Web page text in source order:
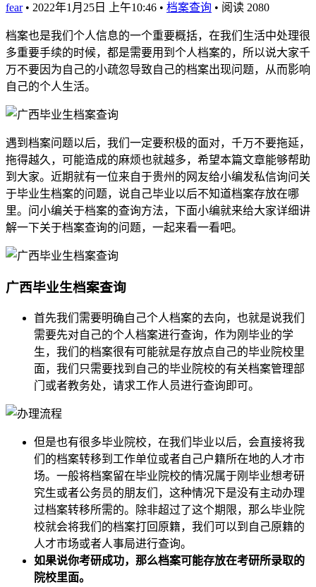
fear • 2022年1月25日 上午10:46 • 档案查询 • 阅读 2080
档案也是我们个人信息的一个重要概括，在我们生活中处理很
多重要手续的时候，都是需要用到个人档案的，所以说大家千
万不要因为自己的小疏忽导致自己的档案出现问题，从而影响
自己的个人生活。
遇到档案问题以后，我们一定要积极的面对，千万不要拖延，
拖得越久，可能造成的麻烦也就越多，希望本篇文章能够帮助
到大家。近期就有一位来自于贵州的网友给小编发私信询问关
于毕业生档案的问题，说自己毕业以后不知道档案存放在哪
里。问小编关于档案的查询方法，下面小编就来给大家详细讲
解一下关于档案查询的问题，一起来看一看吧。
广西毕业生档案查询
首先我们需要明确自己个人档案的去向，也就是说我们
需要先对自己的个人档案进行查询，作为刚毕业的学
生，我们的档案很有可能就是存放点自己的毕业院校里
面，我们只需要找到自己的毕业院校的有关档案管理部
门或者教务处，请求工作人员进行查询即可。
但是也有很多毕业院校，在我们毕业以后，会直接将我
们的档案转移到工作单位或者自己户籍所在地的人才市
场。一般将档案留在毕业院校的情况属于刚毕业想考研
究生或者公务员的朋友们，这种情况下是没有主动办理
过档案转移所需的。除非超过了这个期限，那么毕业院
校就会将我们的档案打回原籍，我们可以到自己原籍的
人才市场或者人事局进行查询。
如果说你考研成功，那么档案可能存放在考研所录取的
院校里面。